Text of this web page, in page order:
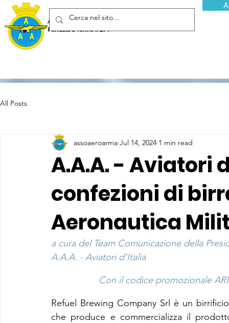
Associazione Arma Aeronautica - Aviatori d'Italia ETS
Fondata a Torino il 29 febbraio 1952
All Posts
A.A.A. - Aviatori
confezioni di
Aeronautica
assoaeroarma Jul 14, 2024 1 min read
a cura del Team Comunicazione della
A.A.A. - Aviatori d’Italia
Con il codice promozionale
Refuel Brewing Company Srl è un
che produce e commercializza il